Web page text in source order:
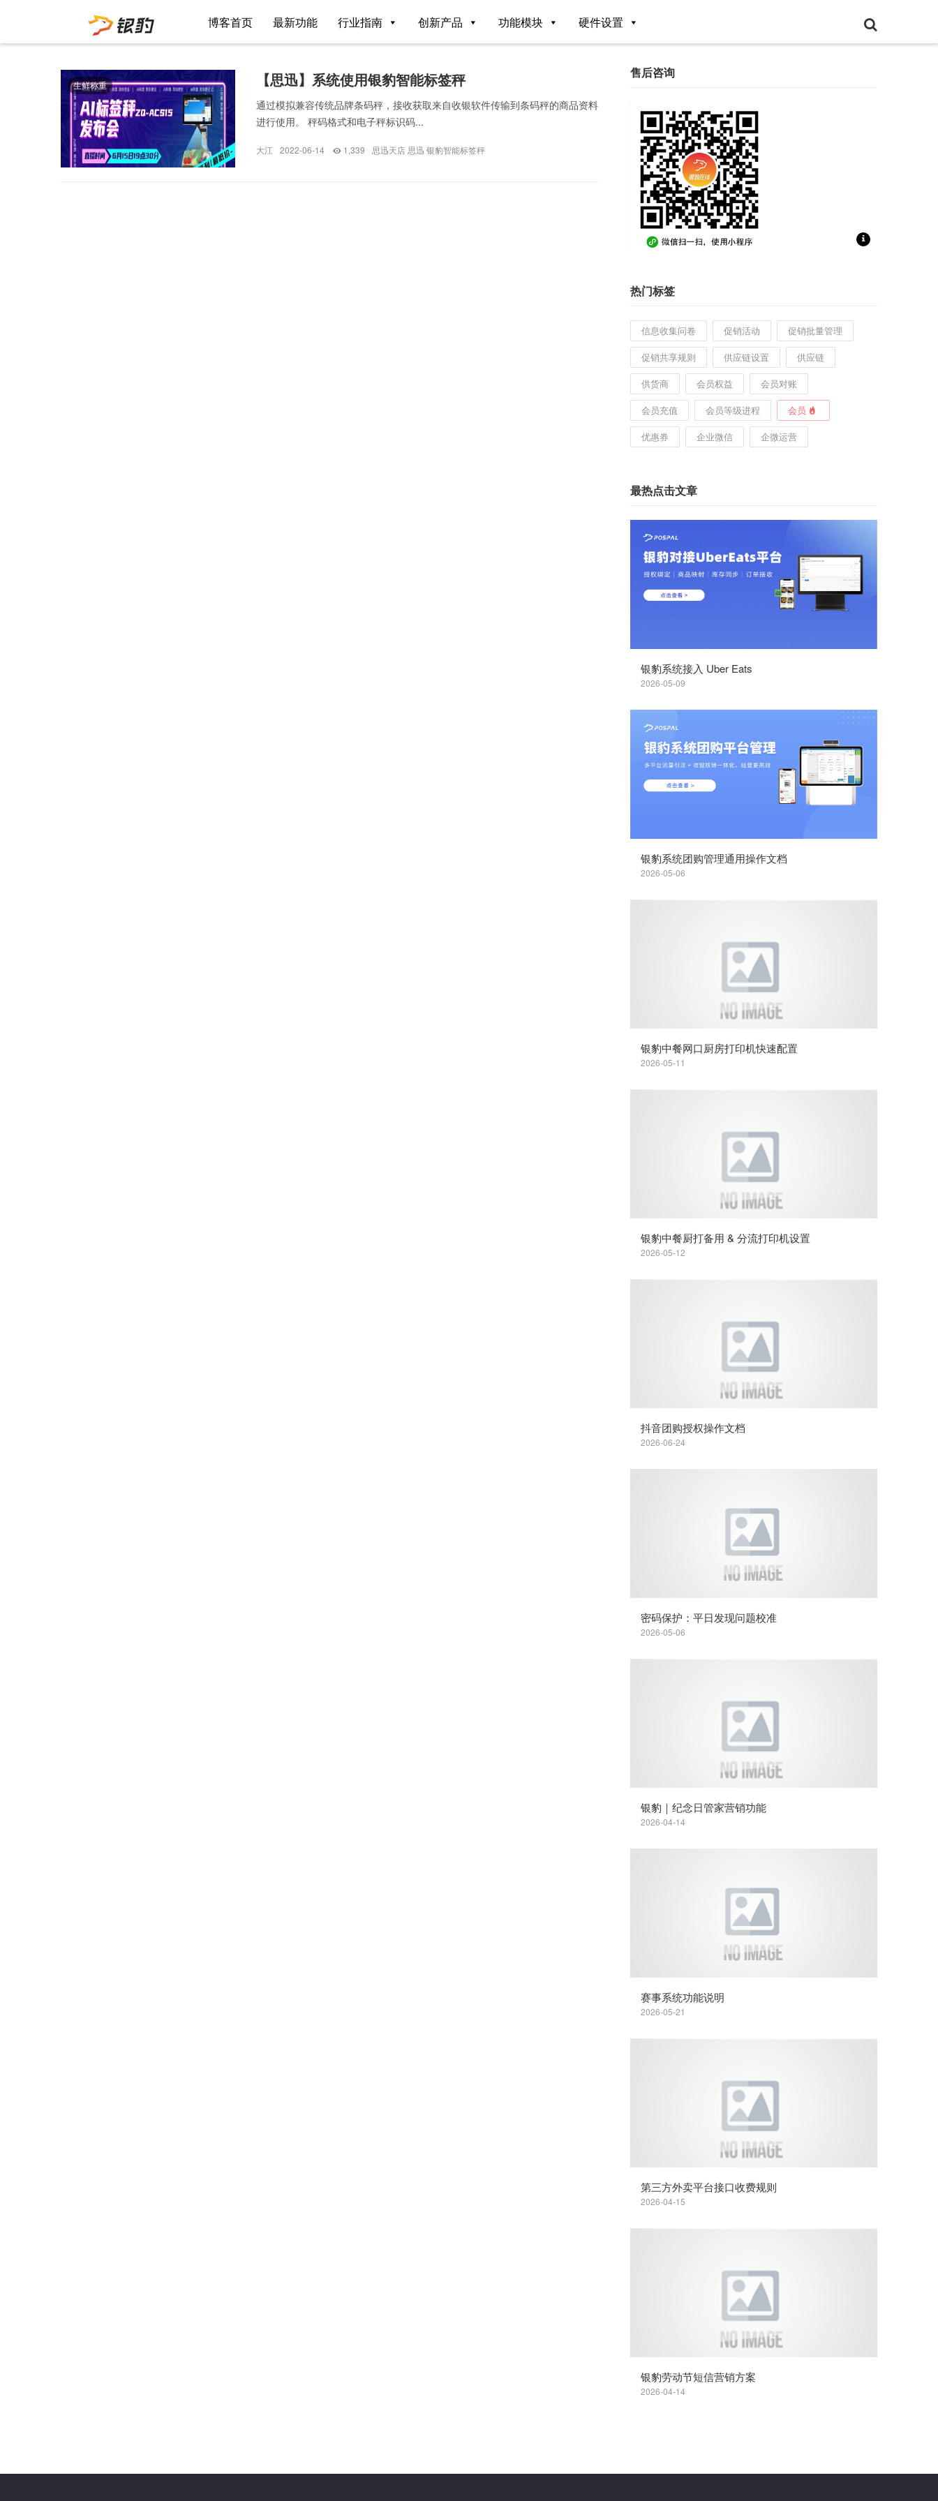
博客首页 最新功能 行业指南 创新产品 功能模块 硬件设置
生鲜称重 【思迅】系统使用银豹智能标签秤
通过模拟兼容传统品牌条码秤，接收获取来自收银软件传输到条码秤的商品资料
进行使用。 秤码格式和电子秤标识码...
大江 2022-06-14 1,339 思迅天店 思迅 银豹智能标签秤
售后咨询
扫一扫联系售后咨询
热门标签
信息收集问卷 促销活动
促销批量管理
促销共享规则
供应链设置
供应链
供货商
会员权益
会员对账
会员充值
会员等级进程
会员
优惠券
企业微信 企微运营
最热点击文章
银豹系统接入 Uber Eats
2026-05-09
银豹系统团购管理通用操作文档
2026-05-06
银豹中餐网口厨房打印机快速配置
2026-05-11
银豹中餐厨打备用 & 分流打印机设置
2026-05-12
抖音团购授权操作文档
2026-06-24
密码保护：平日发现问题校准
2026-05-06
银豹｜纪念日管家营销功能
2026-04-14
赛事系统功能说明
2026-05-21
第三方外卖平台接口收费规则
2026-04-15
银豹劳动节短信营销方案
2026-04-14